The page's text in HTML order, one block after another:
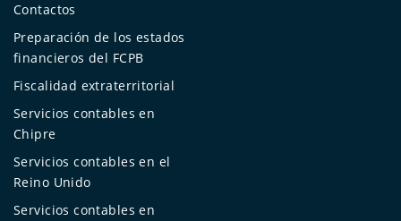
Contactos
Preparación de los estados
financieros del FCPB
Fiscalidad extraterritorial
Servicios contables en
Chipre
Servicios contables en el
Reino Unido
Servicios contables en